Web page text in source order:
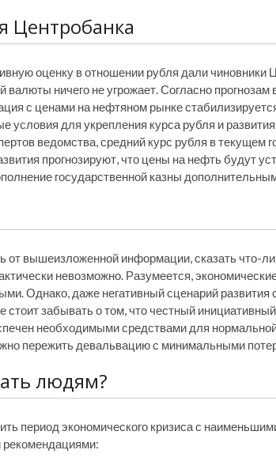
Центробанка
оценку в отношении рубля дали чиновники
валюты ничего не угрожает. Согласно
с ценами на нефтяном рынке
условия для укрепления курса рубля и
ведомства, средний курс рубля в текущем
прогнозируют, что цены на нефть будут
государственной казны
от вышеизложенной информации, сказать что-
невозможно. Разумеется,
Однако, даже негативный сценарий
стоит забывать о том, что честный
необходимыми средствами для
пережить девальвацию с минимальными
людям?
период экономического кризиса с